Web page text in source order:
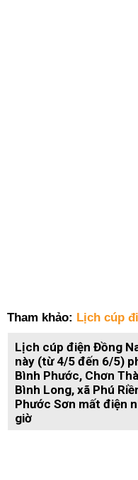
Tham khảo: Lịch cúp
Lịch cúp điện Đồng
này (từ 4/5 đến 6/5)
Bình Phước, Chơn
Bình Long, xã Phú
Phước Sơn mất điện
giờ